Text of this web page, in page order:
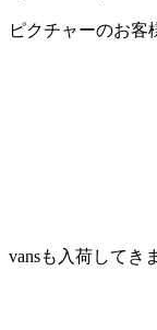
ピクチャーのお客
vansも入荷してき